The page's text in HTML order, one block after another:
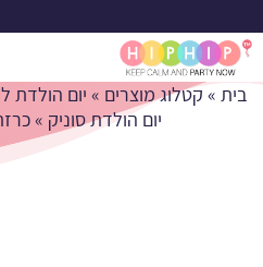
כרזת
בית » קטלוג מוצרים » יום הולדת
יום הולדת סוניק »